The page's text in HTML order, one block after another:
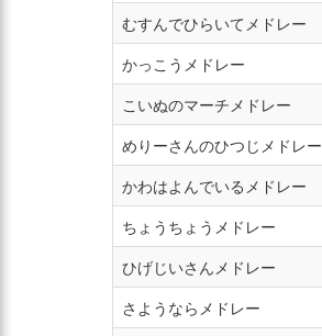
むすんでひらいてメドレー
かっこうメドレー
こいぬのマーチメドレー
めりーさんのひつじメドレー
かわはよんでいるメドレー
ちょうちょうメドレー
ひげじいさんメドレー
さようならメドレー